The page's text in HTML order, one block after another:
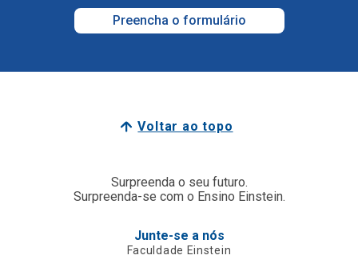
Preencha o formulário
Voltar ao topo
Surpreenda o seu futuro.
Surpreenda-se com o Ensino Einstein.
Junte-se a nós
Faculdade Einstein